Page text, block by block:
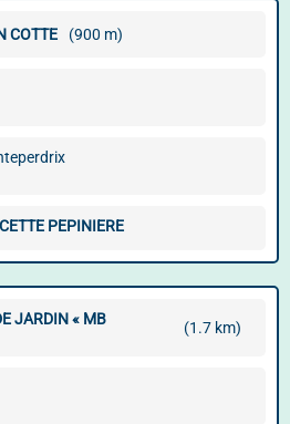
COTTE (900 m)
PEPINIERE
JARDIN « MB
(1.7 km)